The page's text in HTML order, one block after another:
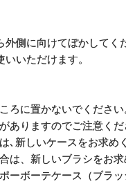
側に向けてぼかしてく
いただけます。
に置かないでください
りますのでご注意くだ
新しいケースをお求め
、新しいブラシをお求
ボーテケース（ブラッ